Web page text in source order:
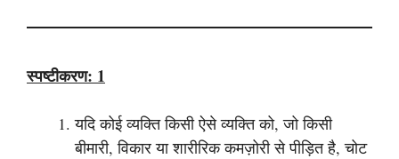
स्पष्टीकरण: 1
यदि कोई व्यक्ति किसी ऐसे व्यक्ति को, जो किसी
बीमारी, विकार या शारीरिक कमज़ोरी से पीड़ित है, चोट